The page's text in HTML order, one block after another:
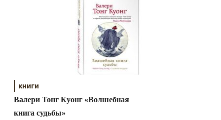
книги
Валери Тонг Куонг «Волшебная
книга судьбы»